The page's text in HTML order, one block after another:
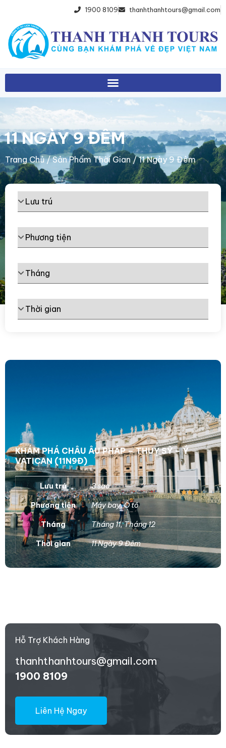
1900 8109 thanhthanhtours@gmail.com
11 NGÀY 9 ĐÊM
Trang Chủ/ Sản Phẩm Thời Gian / 11 Ngày 9 Đêm
KHÁM PHÁ CHÂU ÂU PHÁP – THUỴ SỸ – Ý
VATICAN (11N9Đ)
Lưu trú 3 sao
Phương tiện Máy bay,Ô tô
Tháng Tháng 11,Tháng 12
Thời gian 11 Ngày 9 Đêm
Hỗ Trợ Khách Hàng
thanhthanhtours@gmail.com
1900 8109
Liên Hệ Ngay